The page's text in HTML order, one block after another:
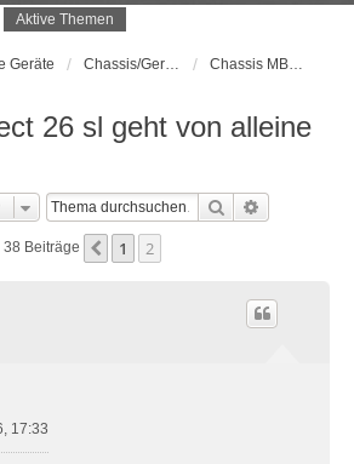
Aktive Themen
Geräte Chassis/Geräte Loewe AG (bis 2014) Chassis MB180 Baujahr 2011-...
26 sl geht von alleine
Suche
38 Beiträge Vorherige
1 2
17:33